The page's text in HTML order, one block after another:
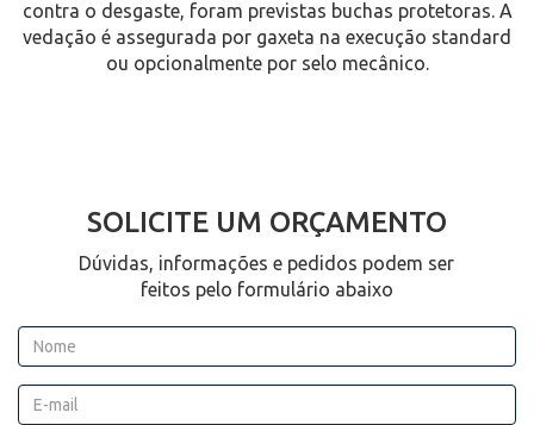
contra o desgaste, foram previstas buchas protetoras. A
vedação é assegurada por gaxeta na execução standard
ou opcionalmente por selo mecânico.
SOLICITE UM ORÇAMENTO
Dúvidas, informações e pedidos podem ser
feitos pelo formulário abaixo